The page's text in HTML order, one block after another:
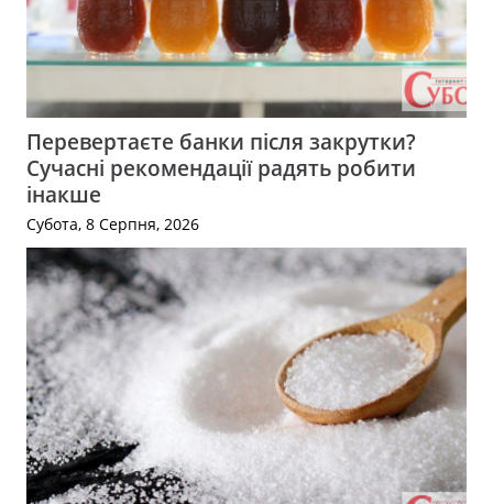
Перевертаєте банки після закрутки?
Сучасні рекомендації радять робити
інакше
Субота, 8 Серпня, 2026